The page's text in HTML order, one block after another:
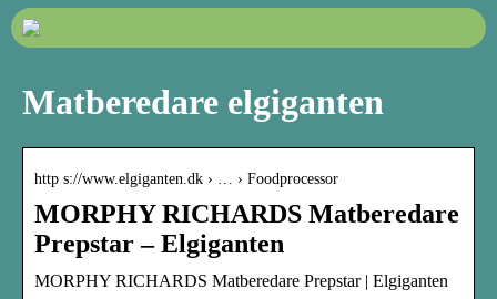
Matberedare elgiganten
http s://www.elgiganten.dk › … › Foodprocessor
MORPHY RICHARDS Matberedare
Prepstar – Elgiganten
MORPHY RICHARDS Matberedare Prepstar | Elgiganten